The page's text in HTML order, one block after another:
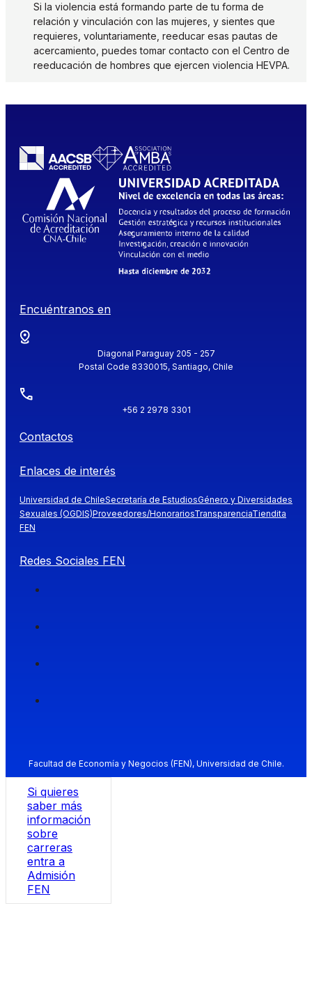
Si la violencia está formando parte de tu forma de
relación y vinculación con las mujeres, y sientes que
requieres, voluntariamente, reeducar esas pautas de
acercamiento, puedes tomar contacto con el Centro de
reeducación de hombres que ejercen violencia HEVPA.
Encuéntranos en
Diagonal Paraguay 205 - 257
Postal Code 8330015, Santiago, Chile
+56 2 2978 3301
Contactos
Enlaces de interés
Universidad de ChileSecretaría de EstudiosGénero y Diversidades
Sexuales (OGDIS)Proveedores/HonorariosTransparenciaTiendita
FEN
Redes Sociales FEN
Facultad de Economía y Negocios (FEN), Universidad de Chile.
Si quieres
saber más
información
sobre
carreras
entra a
Admisión
FEN